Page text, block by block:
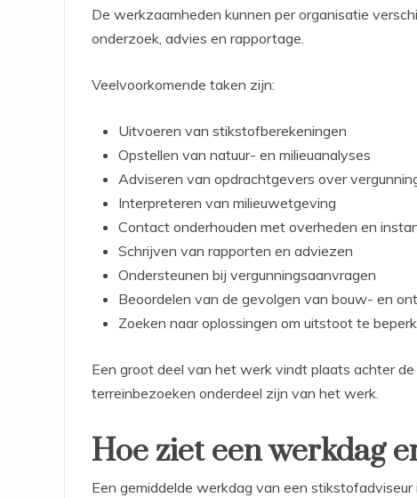
De werkzaamheden kunnen per organisatie
onderzoek, advies en rapportage.
Veelvoorkomende taken zijn:
Uitvoeren van stikstofberekeningen
Opstellen van natuur- en milieuanalyses
Adviseren van opdrachtgevers over
Interpreteren van milieuwetgeving
Contact onderhouden met overheden en
Schrijven van rapporten en adviezen
Ondersteunen bij vergunningsaanvragen
Beoordelen van de gevolgen van bouw- en
Zoeken naar oplossingen om uitstoot te
Een groot deel van het werk vindt plaats achter
terreinbezoeken onderdeel zijn van het werk.
Hoe ziet een werkdag
Een gemiddelde werkdag van een